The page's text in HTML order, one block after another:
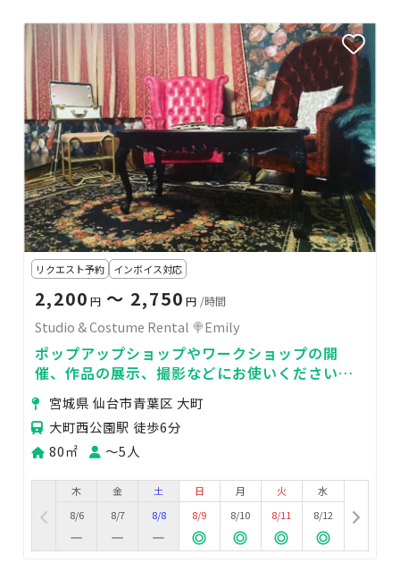
リクエスト予約 インボイス対応
2,200 円 〜 2,750 円 /時間
Studio & Costume Rental 🍭Emily
ポップアップショップやワークショップの開
催、作品の展示、撮影などにお使いください。
撮影カメラマン対応可（日時要相談）
宮城県 仙台市青葉区 大町
大町西公園駅 徒歩6分
80㎡
〜5人
木
8/6
金
8/7
土
8/8
日
8/9
月
8/10
火
8/11
水
8/12